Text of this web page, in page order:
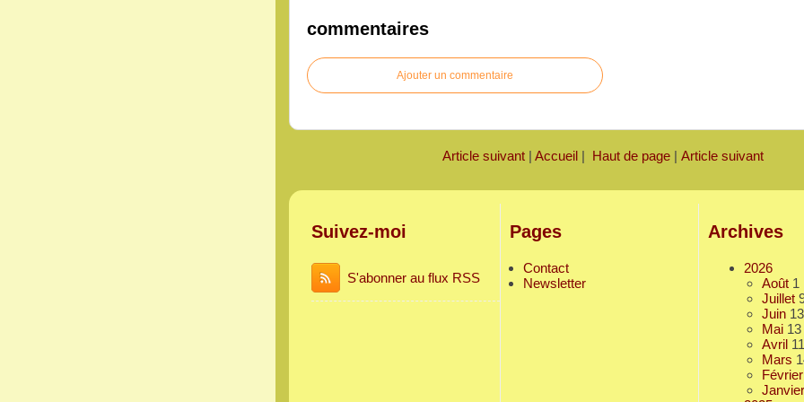
commentaires
Ajouter un commentaire
Article suivant | Accueil | Haut de page | Article suivant
Suivez-moi
S'abonner au flux RSS
Pages
Contact
Newsletter
Archives
2026
Août 1
Juillet
Juin 13
Mai 13
Avril 11
Mars
Février
Janvier